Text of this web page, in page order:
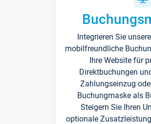
Integrieren Sie
mobilfreundliche
Ihre Website für
Direktbuchungen
Zahlungseinzug
Buchungmaske als
Steigern Sie Ihren
optionale